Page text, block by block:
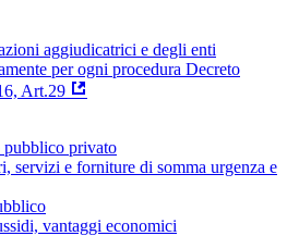
aggiudicatrici e degli enti
per ogni procedura Decreto
Art.29
pubblico privato
servizi e forniture di somma urgenza e
vantaggi economici